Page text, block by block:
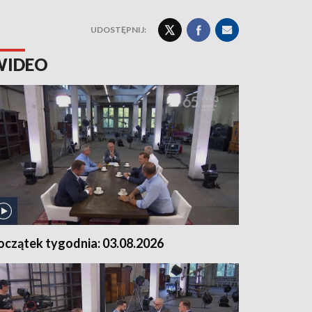
UDOSTĘPNIJ:
tygodnia: 03.08.2026